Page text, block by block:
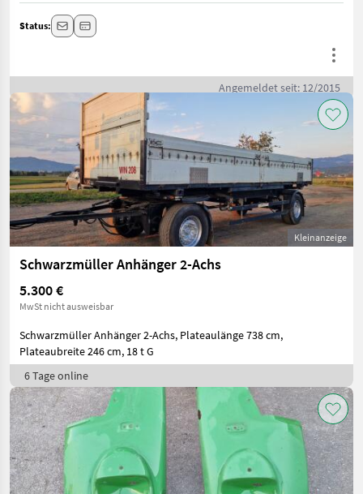
Status:
Angemeldet seit: 12/2015
Kleinanzeige
Schwarzmüller Anhänger 2-Achs
5.300 €
MwSt nicht ausweisbar
Schwarzmüller Anhänger 2-Achs, Plateaulänge 738 cm,
Plateaubreite 246 cm, 18 t G
6 Tage online